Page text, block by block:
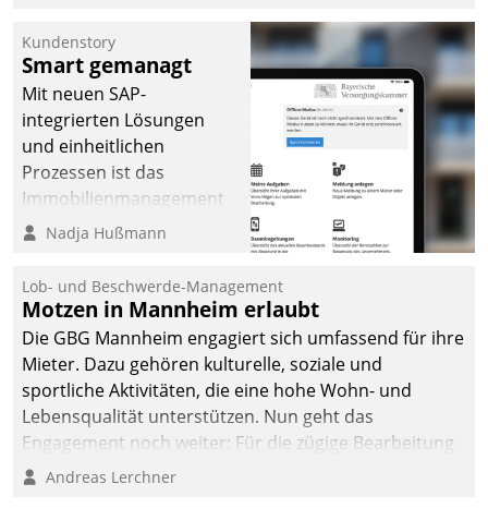
Kundenstory
Smart gemanagt
Mit neuen SAP-
integrierten Lösungen
und einheitlichen
Prozessen ist das
Immobilienmanagement
der Bayerischen
Ressort Kapitalanlage für
künftige Aufgaben und
Herausforderungen
gerüstet.
Nadja Hußmann
Lob- und Beschwerde-Management
Motzen in Mannheim erlaubt
Die GBG Mannheim engagiert sich umfassend für ihre
Mieter. Dazu gehören kulturelle, soziale und
sportliche Aktivitäten, die eine hohe Wohn- und
Lebensqualität unterstützen. Nun geht das
Engagement noch weiter: Für die zügige Bearbeitung
von Beschwerden – oder Lob – richtet das
Andreas Lerchner